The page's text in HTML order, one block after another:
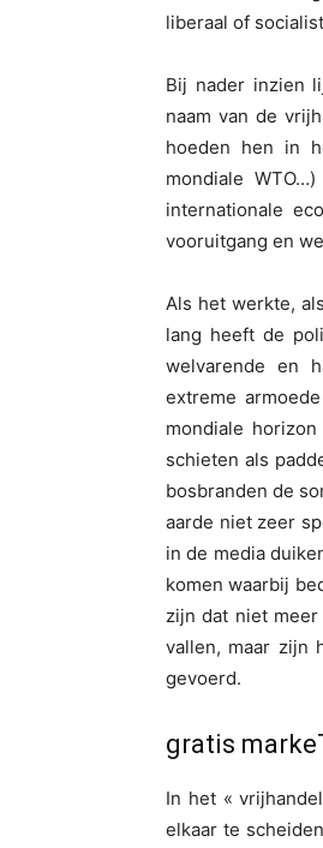
liberaal of
Bij nader inzien
naam van de
hoeden hen in
mondiale
internationale
vooruitgang en
Als het werkte,
lang heeft de
welvarende en
extreme
mondiale
schieten als
bosbranden de
aarde niet zeer
in de media
komen waarbij
zijn dat niet
vallen, maar zijn
gevoerd.
gratis
In het «
elkaar te